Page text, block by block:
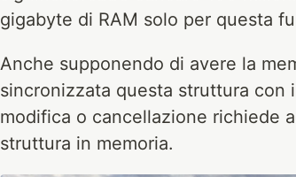
gigabyte di RAM solo per questa
Anche supponendo di avere la
sincronizzata questa struttura con
modifica o cancellazione richiede
struttura in memoria.